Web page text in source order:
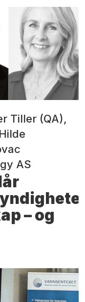
Tiller (QA),
AS
– og